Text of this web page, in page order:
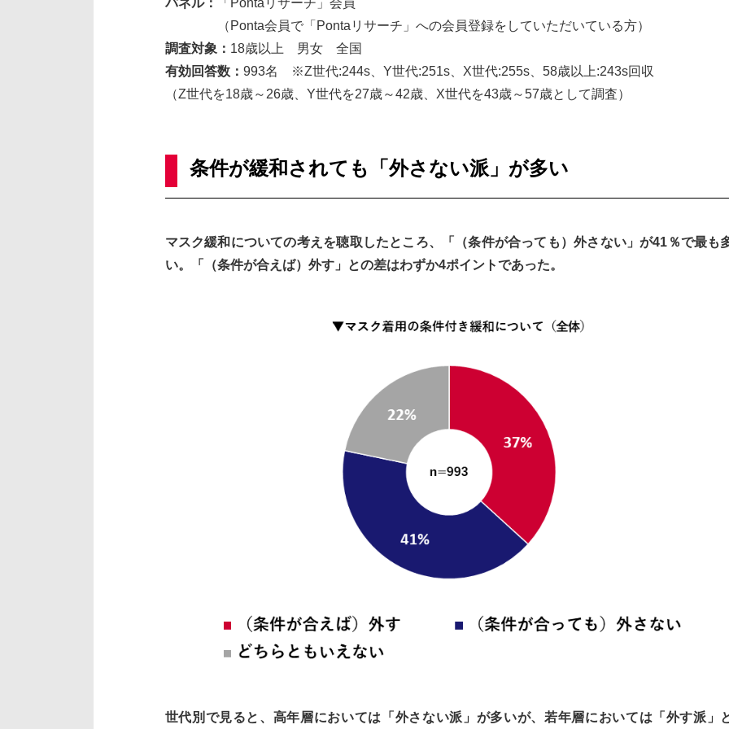
（Ponta会員で「Pontaリサーチ」への会員登録をしていただいている方）
調査対象： 18歳以上 男女 全国
有効回答数： 993名 ※Z世代:244s、Y世代:251s、X世代:255s、58歳以上:243s回収
（Z世代を18歳～26歳、Y世代を27歳～42歳、X世代を43歳～57歳として調査）
条件が緩和されても「外さない派」が多い
マスク緩和についての考えを聴取したところ、「（条件が合っても）外さない」が41％で最も
い。「（条件が合えば）外す」との差はわずか4ポイントであった。
世代別で見ると、高年層においては「外さない派」が多いが、若年層においては「外す派」